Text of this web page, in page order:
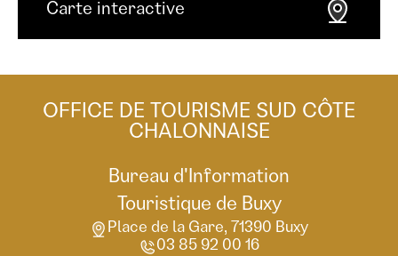
Carte interactive
OFFICE DE TOURISME SUD CÔTE
CHALONNAISE
Bureau d'Information
Touristique de Buxy
Place de la Gare, 71390 Buxy
03 85 92 00 16